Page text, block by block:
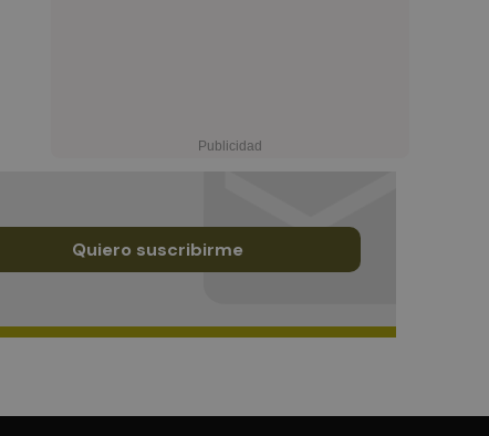
Quiero suscribirme